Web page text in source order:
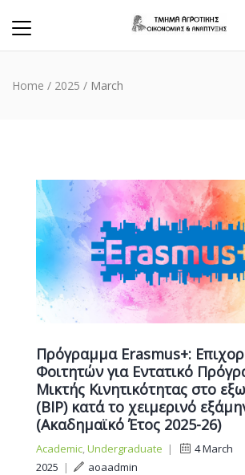
Home / 2025 / March
Πρόγραμμα Erasmus+:
Φοιτητών για Εντατικό
Μικτής Κινητικότητας στο
(BIP) κατά το χειμερινό
(Ακαδημαϊκό Έτος 2025-26)
Academic,Undergraduate |
4 March
2025 | aoaadmin